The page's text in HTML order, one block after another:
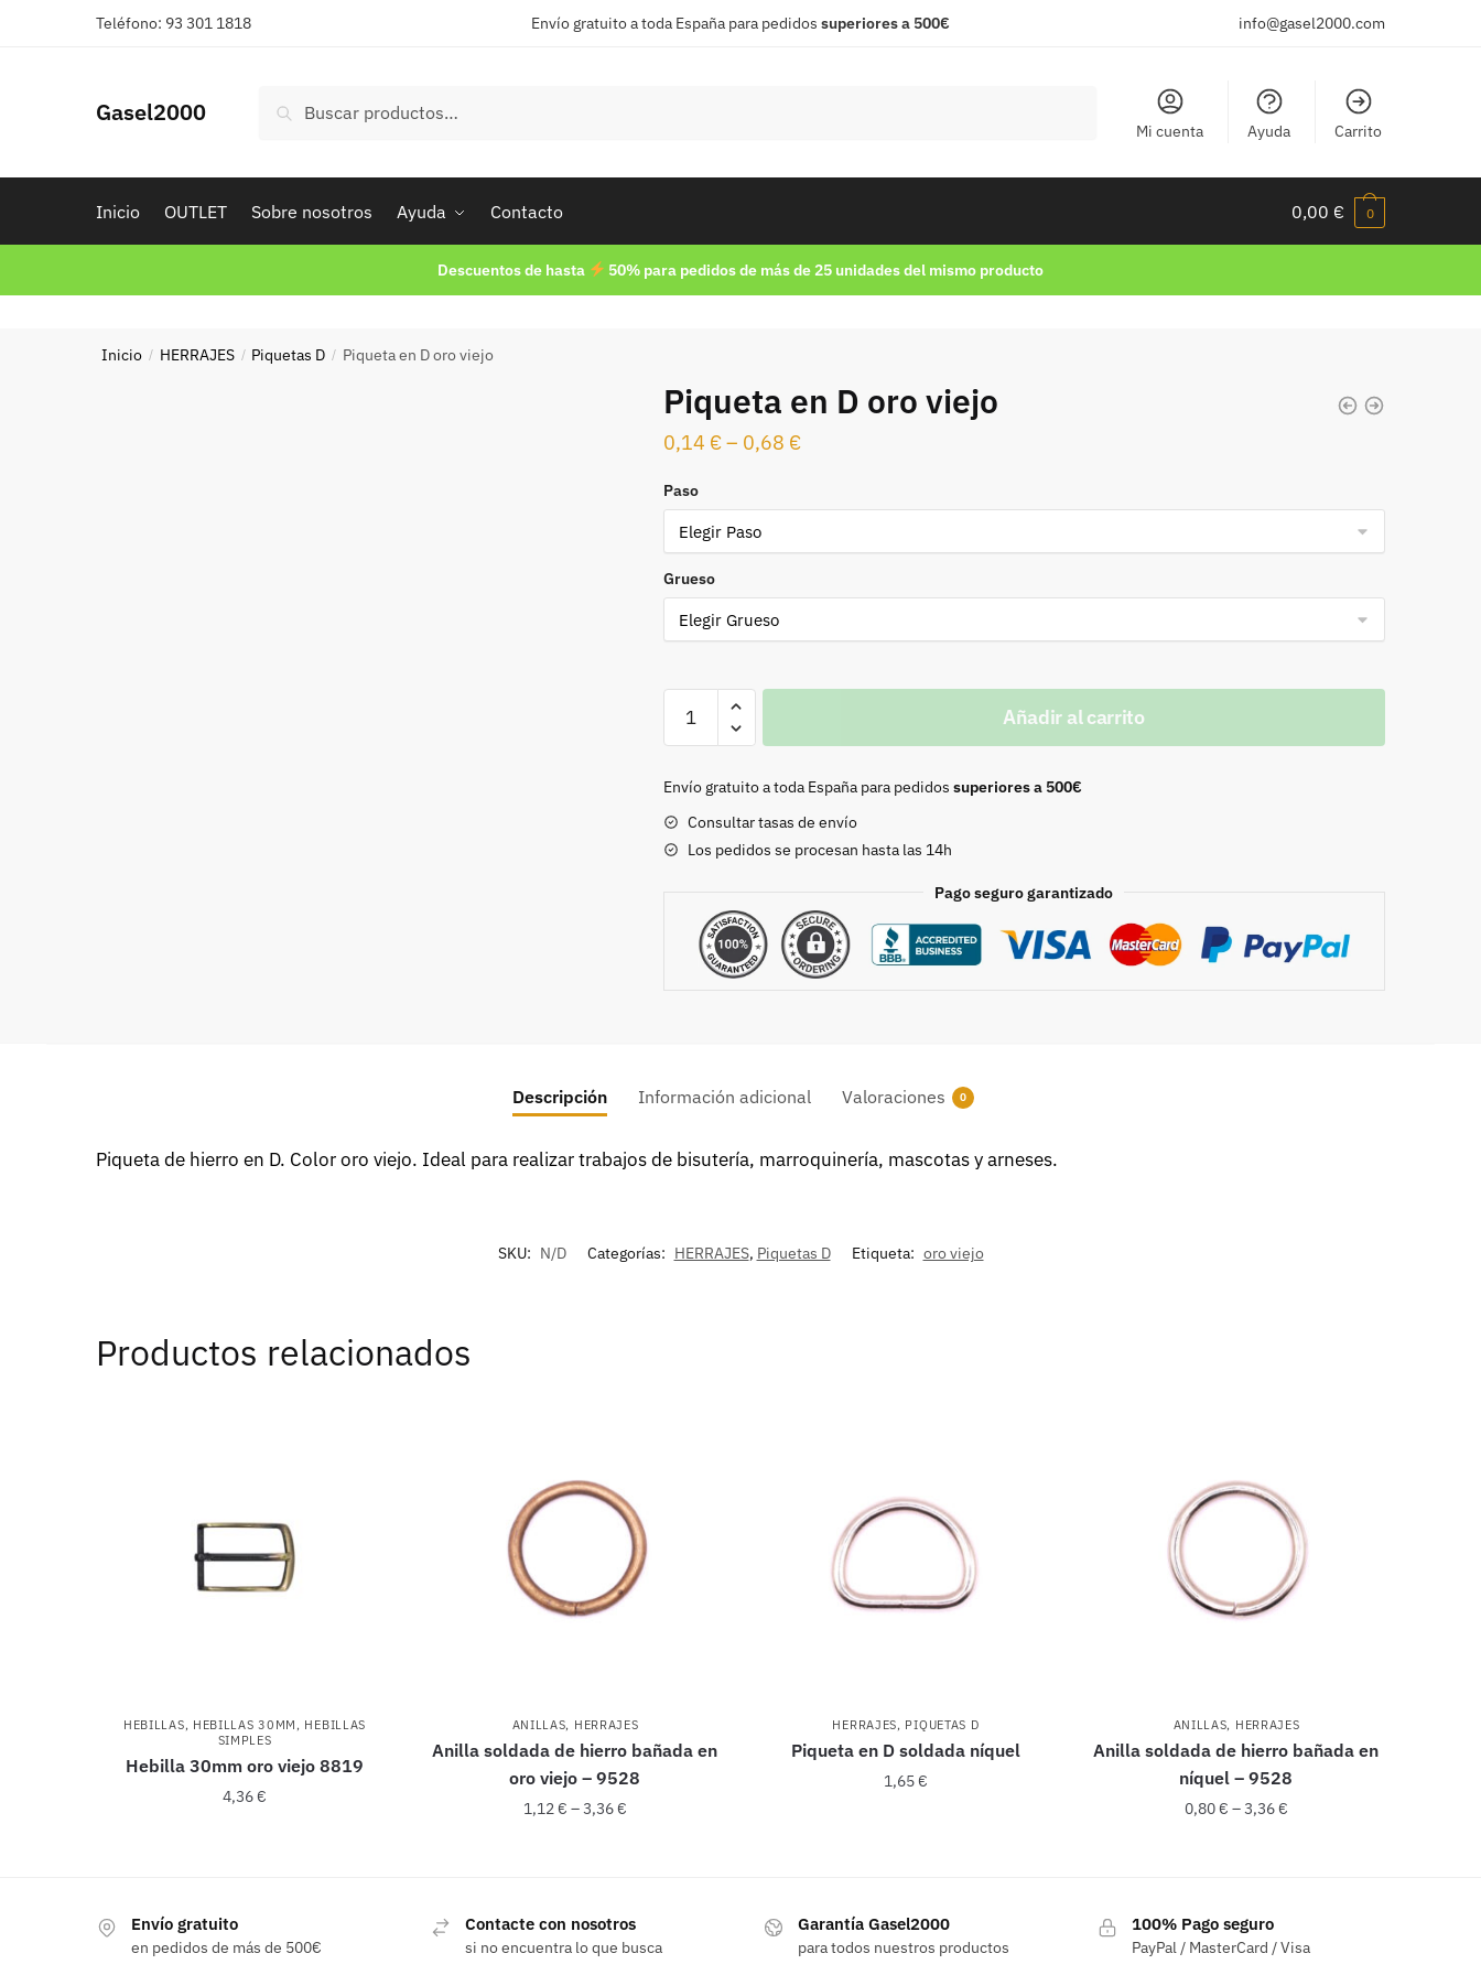
Teléfono: 93 301 1818 Envío gratuito a toda España para pedidos superiores a 500€ info@gasel2000.com
Gasel2000
por:
Buscar
Mi cuenta Ayuda Carrito
Inicio OUTLET Sobre nosotros Ayuda Contacto 0,00 € 0
Descuentos de hasta 50% para pedidos de más de 25 unidades del mismo producto
Inicio / HERRAJES / Piquetas D / Piqueta en D oro viejo
Piqueta en D oro viejo
0,14 €– 0,68 €
Paso
Grueso
oro
viejo
cantidad
Añadir al carrito
Envío gratuito a toda España para pedidos superiores a 500€
Consultar tasas de envío
Los pedidos se procesan hasta las 14h
Pago seguro garantizado
Descripción Información adicional Valoraciones 0
Piqueta de hierro en D. Color oro viejo. Ideal para realizar trabajos de bisutería, marroquinería, mascotas y arneses.
SKU: N/D Categorías: HERRAJES, Piquetas D Etiqueta: oro viejo
Productos relacionados
HEBILLAS, HEBILLAS 30MM , HEBILLAS
SIMPLES
Hebilla 30mm oro viejo 8819
4,36€
ANILLAS, HERRAJES
Anilla soldada de hierro bañada en
oro viejo – 9528
1,12€ –3,36€
producto
tiene
HERRAJES, PIQUETAS D
Piqueta en D soldada níquel
1,65€
tiene
múltiples
ANILLAS, HERRAJES
Anilla soldada de hierro bañada en
níquel – 9528
0,80€ –3,36€
producto
tiene
Envío gratuito
en pedidos de más de 500€
Contacte con nosotros
si no encuentra lo que busca
Garantía Gasel2000
para todos nuestros productos
100% Pago seguro
PayPal / MasterCard / Visa